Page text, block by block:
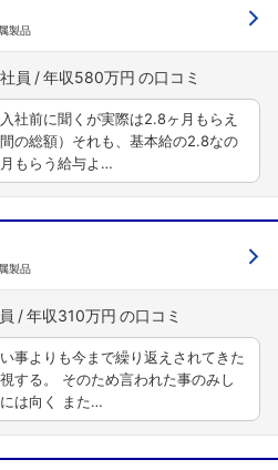
製品
員 年収580万円
社前に聞くが実際は2.8ヶ月もらえ
の総額）それも、基本給の2.8なの
もらう給与よ…
製品
年収310万円
事よりも今まで繰り返えされてきた
する。 そのため言われた事のみし
は向く また…